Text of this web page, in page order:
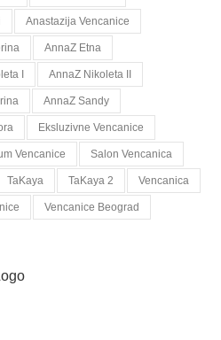
Anastazija Vencanice
AnnaZ Etna
I AnnaZ Nikoleta II
AnnaZ Sandy
Eksluzivne Vencanice
Vencanice Salon Vencanica
TaKaya TaKaya 2 Vencanica
Vencanice Beograd